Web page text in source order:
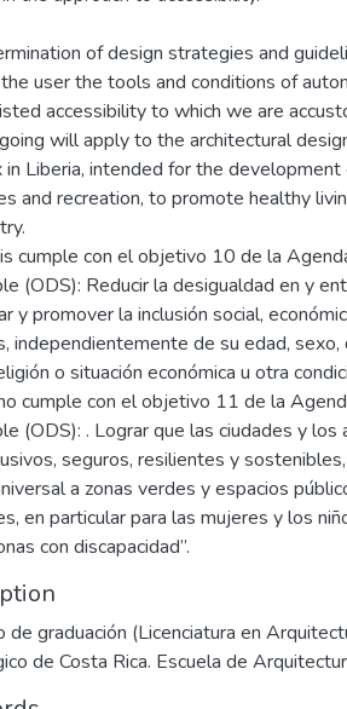
of design strategies and
user the tools and conditions of
accessibility to which we are
will apply to the architectural
in Liberia, intended for the
and recreation, to promote healthy
cumple con el objetivo 10 de la
(ODS): Reducir la desigualdad en y
y promover la inclusión social,
independientemente de su edad, sexo,
o situación económica u otra
cumple con el objetivo 11 de la
(ODS): . Lograr que las ciudades y los
seguros, resilientes y
a zonas verdes y espacios
en particular para las mujeres y los
con discapacidad”.
de graduación (Licenciatura en
de Costa Rica. Escuela de